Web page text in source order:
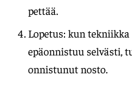
pettää.
Lopetus: kun
epäonnistuu selvästi,
onnistunut nosto.